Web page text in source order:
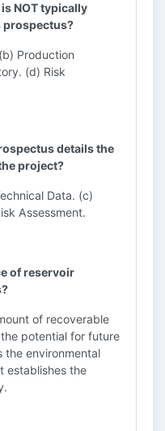
NOT typically
prospectus?
Production
(d) Risk
details the
project?
Data. (c)
Assessment.
of reservoir
of recoverable
potential for future
the environmental
establishes the